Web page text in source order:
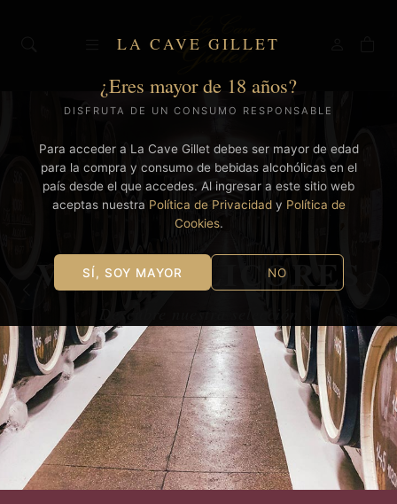
LA CAVE GILLET
¿Eres mayor de 18 años?
DISFRUTA DE UN CONSUMO RESPONSABLE
Para acceder a La Cave Gillet debes ser mayor de edad
para la compra y consumo de bebidas alcohólicas en el
país desde el que accedes. Al ingresar a este sitio web
aceptas nuestra Política de Privacidady Política de
Cookies.
SÍ, SOY MAYOR NO
VINOS & LICORES